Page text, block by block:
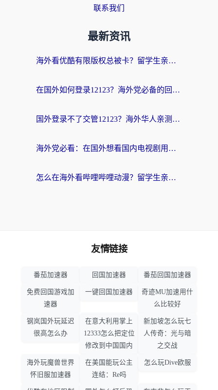
联系我们
最新资讯
海外看优酷有限版权总被卡？留学生亲测有效的回国加速器选择指南
在国外如何登录12123？海外党必备的回国加速实用指南
国外登录不了交管12123？海外华人亲测有效的回国加速器选择指南
海外党必看：在国外想看国内电视剧用什么软件？3步解决地域限制
怎么在海外看哔哩哔哩动漫？留学生亲测有效的回国加速方案
友情链接
番茄加速器 回国加速器 番茄回国加速器
免费回国游戏加
速器
一键回国加速器
奇迹MU加速用什
么比较好
钢岚国外玩延迟
很高怎么办
在意大利用掌上
12333怎么把定位
修改到中国国内
新加坡怎么玩七
人传奇：光与暗
之交战
海外玩魔兽世界
怀旧服加速器
在美国能玩公主
连结：Re吗
怎么玩Dive欧服